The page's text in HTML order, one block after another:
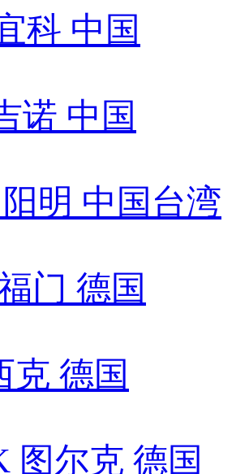
科 中国
诺 中国
明 中国台湾
门 德国
克 德国
图尔克 德国